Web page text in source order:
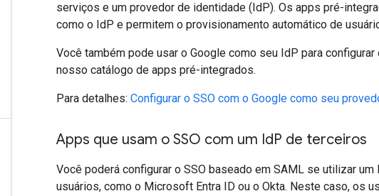
serviços e um provedor de identidade (IdP). Os apps pré-
como o IdP e permitem o provisionamento automático de
Você também pode usar o Google como seu IdP para configurar
nosso catálogo de apps pré-integrados.
Para detalhes: Configurar o SSO com o Google como seu
Apps que usam o SSO com um IdP de terceiros
Você poderá configurar o SSO baseado em SAML se utilizar
usuários, como o Microsoft Entra ID ou o Okta. Neste caso, os